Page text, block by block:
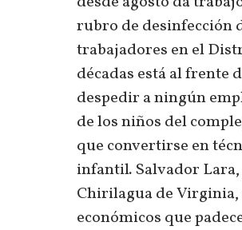
rubro de desinfección
trabajadores en el
décadas está al
despedir a ningún
de los niños del
que convertirse en
infantil. Salvador
Chirilagua de Virginia,
económicos que